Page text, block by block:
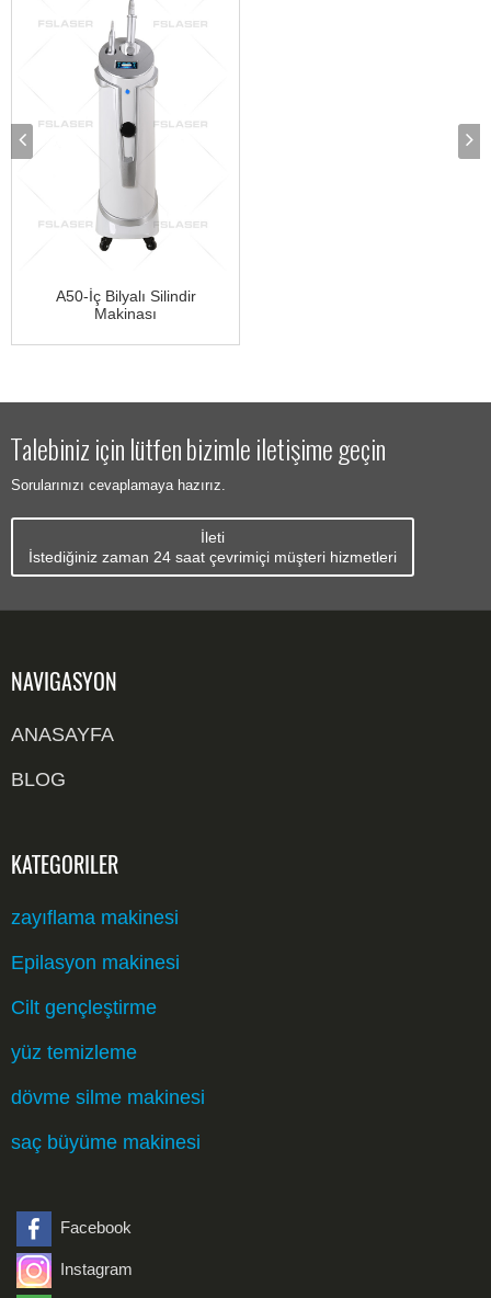
A50-İç Bilyalı Silindir
Makinası
Talebiniz için lütfen bizimle iletişime geçin
Sorularınızı cevaplamaya hazırız.
İleti
İstediğiniz zaman 24 saat çevrimiçi müşteri hizmetleri
NAVIGASYON
ANASAYFA
BLOG
KATEGORILER
zayıflama makinesi
Epilasyon makinesi
Cilt gençleştirme
yüz temizleme
dövme silme makinesi
saç büyüme makinesi
Facebook
Instagram